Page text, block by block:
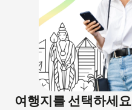
여행지를 선택하세요